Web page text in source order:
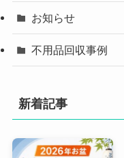
お知らせ
不用品回収事例
新着記事